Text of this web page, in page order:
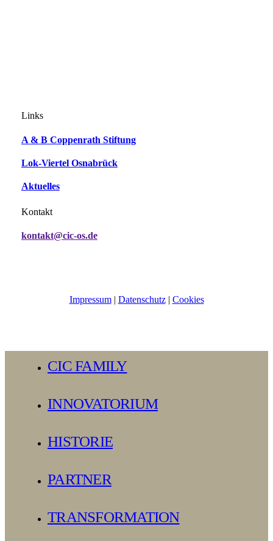
Links
A & B Coppenrath Stiftung
Lok-Viertel Osnabrück
Aktuelles
Kontakt
kontakt@cic-os.de
Impressum| Datenschutz| Cookies
Menu
CIC FAMILY
INNOVATORIUM
HISTORIE
PARTNER
TRANSFORMATION